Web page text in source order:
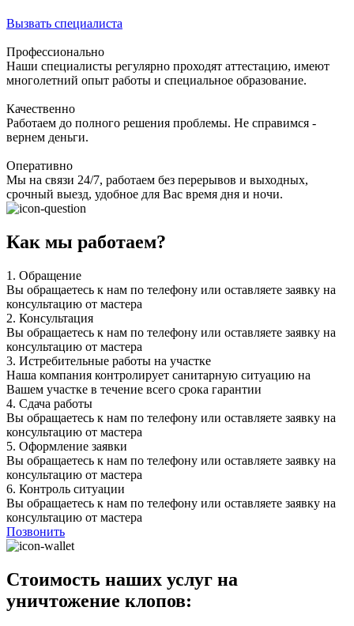
Вызвать специалиста
Профессионально
Наши специалисты регулярно проходят аттестацию, имеют
многолетний опыт работы и специальное образование.
Качественно
Работаем до полного решения проблемы. Не справимся -
вернем деньги.
Оперативно
Мы на связи 24/7, работаем без перерывов и выходных,
срочный выезд, удобное для Вас время дня и ночи.
Как мы работаем?
1. Обращение
Вы обращаетесь к нам по телефону или оставляете заявку на
консультацию от мастера
2. Консультация
Вы обращаетесь к нам по телефону или оставляете заявку на
консультацию от мастера
3. Истребительные работы на участке
Наша компания контролирует санитарную ситуацию на
Вашем участке в течение всего срока гарантии
4. Сдача работы
Вы обращаетесь к нам по телефону или оставляете заявку на
консультацию от мастера
5. Оформление заявки
Вы обращаетесь к нам по телефону или оставляете заявку на
консультацию от мастера
6. Контроль ситуации
Вы обращаетесь к нам по телефону или оставляете заявку на
консультацию от мастера
Позвонить
Стоимость наших услуг на
уничтожение клопов: